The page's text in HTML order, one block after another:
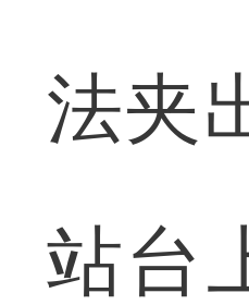
法夹
站台